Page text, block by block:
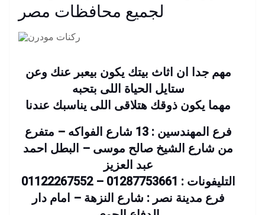
لجميع محافظات مصر
مهم جدا ان اثاث بيتك يكون بيعبر عنك وعن
ستايل الحياة اللى بتحبه
مهما يكون ذوقك هتلاقى اللى يناسبك عندنا
فرع المهندسين : 13 شارع الفواكه – متفرع
من شارع الشيخ صالح موسى – البطل احمد
عبد العزيز
التليفونات : 01287753661 – 01122267552
فرع مدينة نصر : شارع النزهة – امام دار